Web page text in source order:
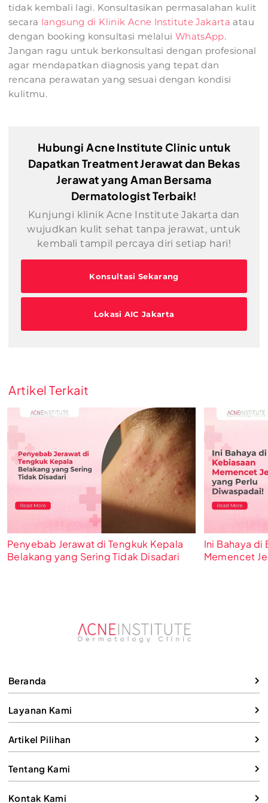
tidak kembali lagi. Konsultasikan permasalahan kulit
secara langsung di Klinik Acne Institute Jakarta atau
dengan booking konsultasi melalui WhatsApp.
Jangan ragu untuk berkonsultasi dengan profesional
agar mendapatkan diagnosis yang tepat dan
rencana perawatan yang sesuai dengan kondisi
kulitmu.
Hubungi Acne Institute Clinic untuk
Dapatkan Treatment Jerawat dan Bekas
Jerawat yang Aman Bersama
Dermatologist Terbaik!
Kunjungi klinik Acne Institute Jakarta dan
wujudkan kulit sehat tanpa jerawat, untuk
kembali tampil percaya diri setiap hari!
Konsultasi Sekarang
Lokasi AIC Jakarta
Artikel Terkait
Penyebab Jerawat di Tengkuk Kepala
Belakang yang Sering Tidak Disadari
Ini Bahaya di
Memencet
Beranda
Layanan Kami
Artikel Pilihan
Tentang Kami
Kontak Kami